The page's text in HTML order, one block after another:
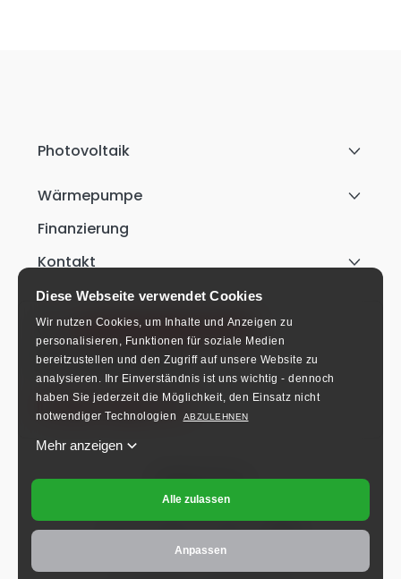
Diese Webseite verwendet Cookies
Wir nutzen Cookies, um Inhalte und Anzeigen zu
personalisieren, Funktionen für soziale Medien
bereitzustellen und den Zugriff auf unsere Website zu
analysieren.
Ihr Einverständnis ist uns wichtig - dennoch
haben Sie jederzeit die Möglichkeit, den Einsatz nicht
notwendiger Technologien
ABZULEHNEN
Mehr anzeigen
Alle zulassen
Anpassen
Photovoltaik
Wärmepumpe
Finanzierung
Kontakt
+49 911 9542 3170
Mo-Fr: 8:00-16:00 Uhr.
info@schlieger.de
Folgen Sie uns!